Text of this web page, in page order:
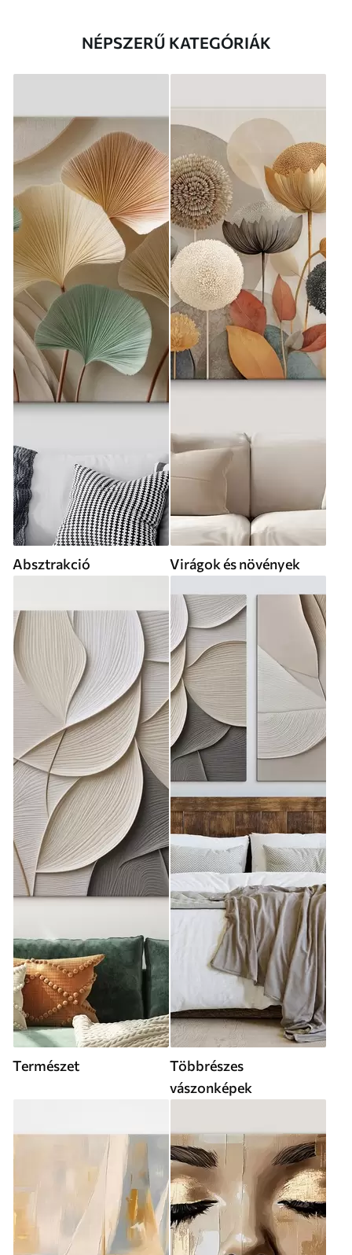
NÉPSZERŰ KATEGÓRIÁK
Absztrakció Virágok és növények
Természet
Többrészes
vászonképek